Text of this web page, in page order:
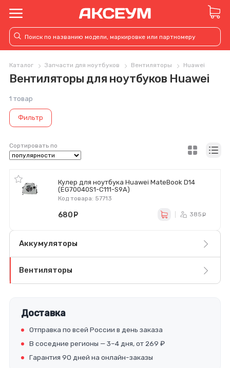
Каталог Запчасти для ноутбуков Вентиляторы Huawei
Вентиляторы для ноутбуков Huawei
1 товар
Фильтр
Сортировать по
Кулер для ноутбука Huawei MateBook D14
(EG70040S1-C111-S9A)
Код товара: 57713
680 385
Аккумуляторы
Вентиляторы
Доставка
Отправка по всей России в день заказа
В соседние регионы — 3–4 дня, от 269 ₽
Гарантия 90 дней на онлайн-заказы